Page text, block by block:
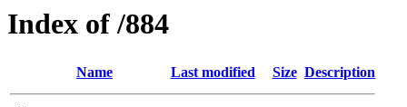
Index of /884
Name Last modified Size Description